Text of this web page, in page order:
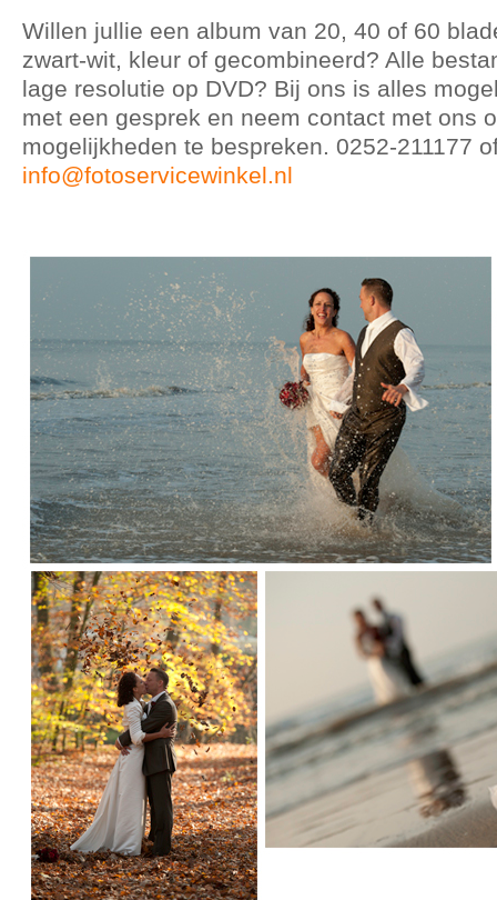
Willen jullie een album van 20, 40 of 60
zwart-wit, kleur of gecombineerd? Alle
lage resolutie op DVD? Bij ons is alles
met een gesprek en neem contact met ons
mogelijkheden te bespreken. 0252-211177
info@fotoservicewinkel.nl